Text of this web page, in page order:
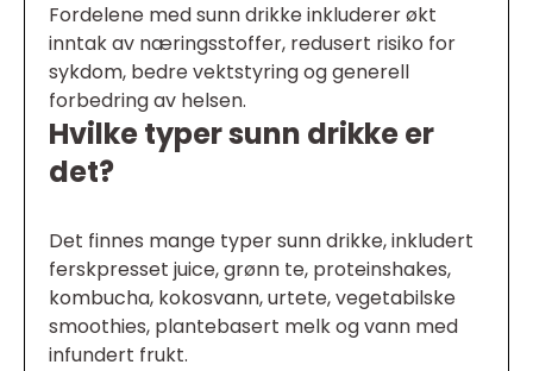
Fordelene med sunn drikke inkluderer økt
inntak av næringsstoffer, redusert risiko for
sykdom, bedre vektstyring og generell
forbedring av helsen.
Hvilke typer sunn drikke er
det?
Det finnes mange typer sunn drikke, inkludert
ferskpresset juice, grønn te, proteinshakes,
kombucha, kokosvann, urtete, vegetabilske
smoothies, plantebasert melk og vann med
infundert frukt.